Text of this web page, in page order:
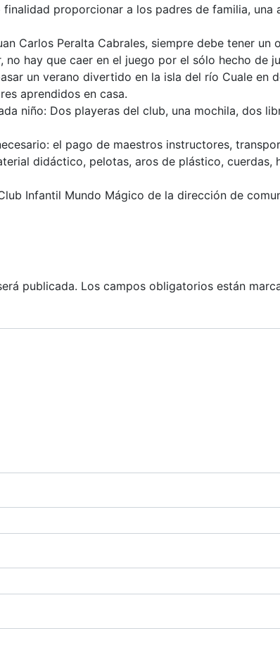
proporcionar a los padres de familia,
Carlos Peralta Cabrales, siempre debe tener
hay que caer en el juego por el sólo hecho de
un verano divertido en la isla del río Cuale en
aprendidos en casa.
niño: Dos playeras del club, una mochila, dos
el pago de maestros instructores,
didáctico, pelotas, aros de plástico, cuerdas,
Infantil Mundo Mágico de la dirección de
publicada. Los campos obligatorios están